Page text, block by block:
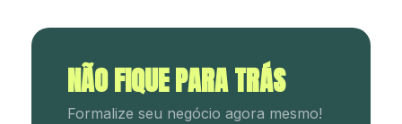
NÃO FIQUE PARA TRÁS
Formalize seu negócio agora mesmo!